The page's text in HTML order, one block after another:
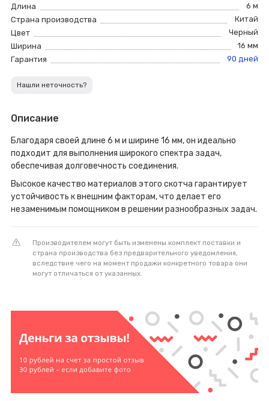
Длина
6 м
Страна производства
Китай
Цвет
Черный
Ширина
16 мм
Гарантия
90 дней
Нашли неточность?
Описание
Благодаря своей длине 6 м и ширине 16 мм, он идеально
подходит для выполнения широкого спектра задач,
обеспечивая долговечность соединения.
Высокое качество материалов этого скотча гарантирует
устойчивость к внешним факторам, что делает его
незаменимым помощником в решении разнообразных задач.
Производителем могут быть изменены комплект поставки и
страна производства без предварительного уведомления,
вследствие чего на момент продажи конкретного товара они
могут отличаться от указанных.